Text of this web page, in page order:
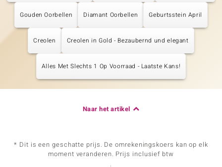
Gouden Oorbellen Diamant Oorbellen Geburtsstein April
Creolen Creolen in Gold - Bezaubernd und elegant
Alles Met Slechts 1 Op Voorraad - Laatste Kans!
Naar het artikel
* Dit is een geschatte prijs. De omrekeningskoers kan op elk
moment veranderen. Prijs inclusief btw